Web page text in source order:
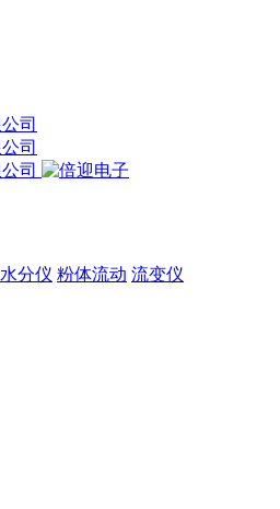
水分仪 粉体流动 流变仪